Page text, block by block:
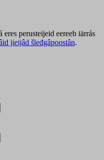
perusteijeid eereeb iärrás
jieijâd šleđgâpoostân.